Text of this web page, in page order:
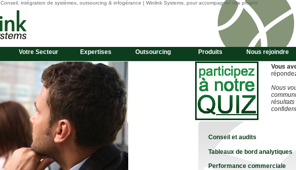
Conseil, intégration de systèmes, outsourcing & infogérance | Winlink Systems, pour accompagner vos projets
Votre Secteur Expertises Outsourcing Produits Nous rejoindre
Vous
Nous
résultats
Conseil et audits
Tableaux de bord analytiques
Performance commerciale